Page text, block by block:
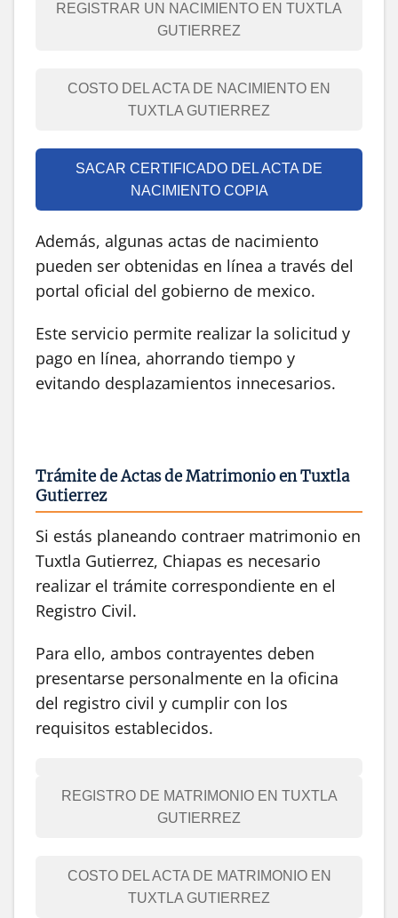
REGISTRAR UN NACIMIENTO EN TUXTLA
GUTIERREZ
COSTO DEL ACTA DE NACIMIENTO EN
TUXTLA GUTIERREZ
SACAR CERTIFICADO DEL ACTA DE
NACIMIENTO COPIA
Además, algunas actas de nacimiento
pueden ser obtenidas en línea a través del
portal oficial del gobierno de mexico.
Este servicio permite realizar la solicitud y
pago en línea, ahorrando tiempo y
evitando desplazamientos innecesarios.
Trámite de Actas de Matrimonio en Tuxtla
Gutierrez
Si estás planeando contraer matrimonio en
Tuxtla Gutierrez, Chiapas es necesario
realizar el trámite correspondiente en el
Registro Civil.
Para ello, ambos contrayentes deben
presentarse personalmente en la oficina
del registro civil y cumplir con los
requisitos establecidos.
REGISTRO DE MATRIMONIO EN TUXTLA
GUTIERREZ
COSTO DEL ACTA DE MATRIMONIO EN
TUXTLA GUTIERREZ